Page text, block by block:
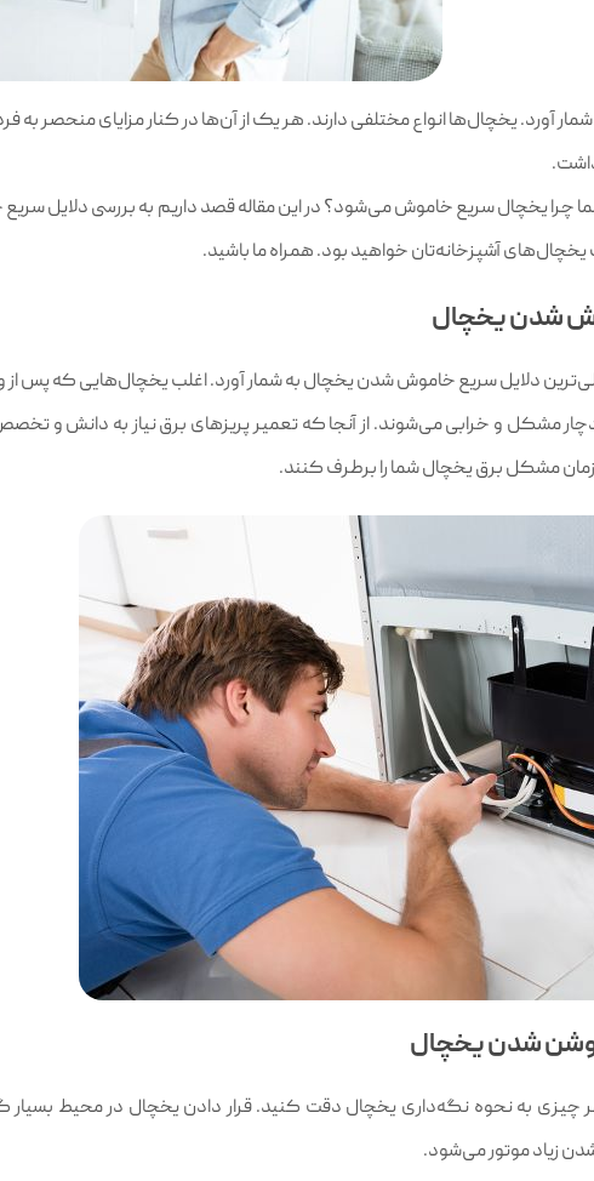
یخچال‌ها انواع مختلفی دارند. هر یک از آن‌ها در کنار مزایای منحصر به
چرا یخچال سریع خاموش می‌شود؟ در این مقاله قصد داریم به بررسی دلایل
دلایل سریع خاموش شدن یخچال به شمار آورد. اغلب یخچال‌هایی که پس
مشکل و خرابی می‌شوند. از آنجا که تعمیر پریزهای برق نیاز به دانش و
مشکل برق یخچال شما را برطرف کنند.
به نحوه نگه‌داری یخچال دقت کنید. قرار دادن یخچال در محیط بسیار
زیاد موتور می‌شود.